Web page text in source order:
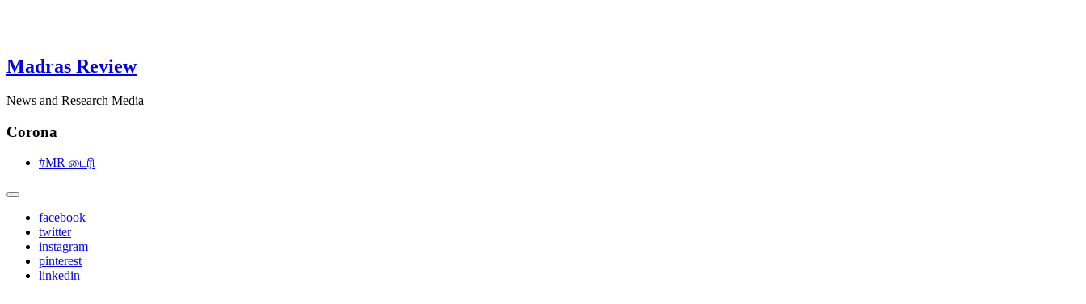
Madras Review
News and Research Media
Corona
#MR டைரி
facebook
twitter
instagram
pinterest
linkedin